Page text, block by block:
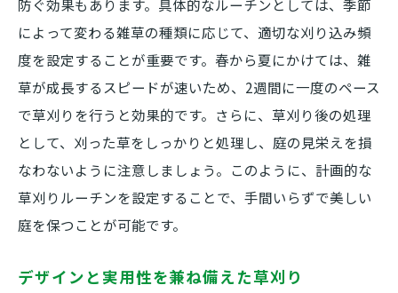
防ぐ効果もあります。具体的なルーチンとしては、季節
によって変わる雑草の種類に応じて、適切な刈り込み頻
度を設定することが重要です。春から夏にかけては、雑
草が成長するスピードが速いため、2週間に一度のペース
で草刈りを行うと効果的です。さらに、草刈り後の処理
として、刈った草をしっかりと処理し、庭の見栄えを損
なわないように注意しましょう。このように、計画的な
草刈りルーチンを設定することで、手間いらずで美しい
庭を保つことが可能です。
デザインと実用性を兼ね備えた草刈り